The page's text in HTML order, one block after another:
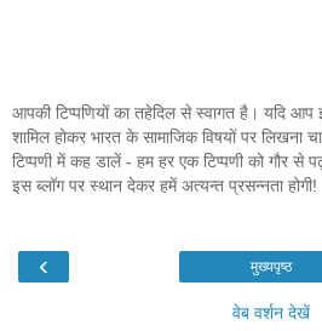
आपकी टिप्पणियों का तहेदिल से स्वागत है। यदि आप
शामिल होकर भारत के सामाजिक विषयों पर लिखना
टिप्पणी में कह डालें - हम हर एक टिप्पणी को गौर से
इस ब्लॉग पर स्थान देकर हमें अत्यन्त प्रसन्नता होगी!
‹ मुख्यपृष्ठ
वेब वर्शन देखें